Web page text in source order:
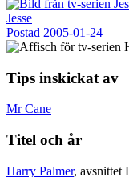
Jesse
Postad 2005-01-24
Tips inskickat av
Mr Cane
Titel och år
Harry Palmer, avsnittet